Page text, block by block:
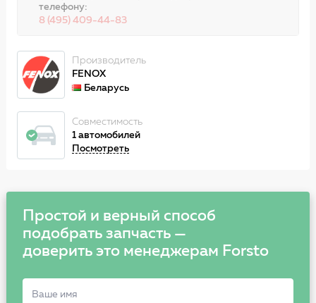
телефону:
8 (495) 409-44-83
Производитель
FENOX
Беларусь
Совместимость
1 автомобилей
Посмотреть
Простой и верный способ
подобрать запчасть —
доверить это менеджерам Forsto